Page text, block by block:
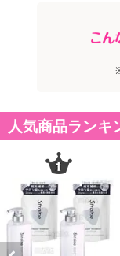
お申込みの際は 「
必ずご確認ください。
記載されている内容
にご納得いただきま
※パッケージ変更や
の掲載画像や画像内
合がございます。
また、[新たな加工食
了により、商品詳細
合がございます。
人気商品ランキ